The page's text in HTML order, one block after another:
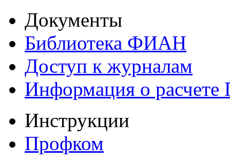
Документы
Библиотека ФИАН
Доступ к журналам
Информация о
Инструкции
Профком